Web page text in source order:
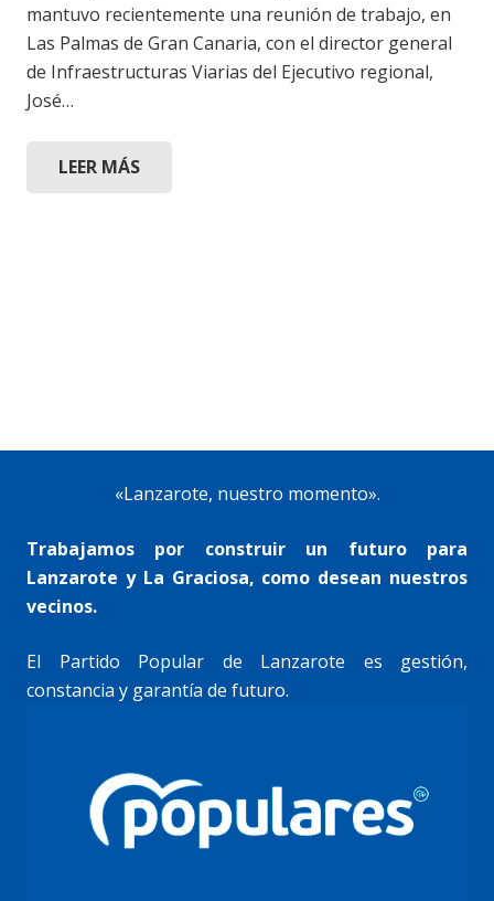
mantuvo recientemente una reunión de trabajo, en
Las Palmas de Gran Canaria, con el director general
de Infraestructuras Viarias del Ejecutivo regional,
José…
LEER MÁS
«Lanzarote, nuestro momento».
Trabajamos por construir un futuro para
Lanzarote y La Graciosa, como desean nuestros
vecinos.
El Partido Popular de Lanzarote es gestión,
constancia y garantía de futuro.